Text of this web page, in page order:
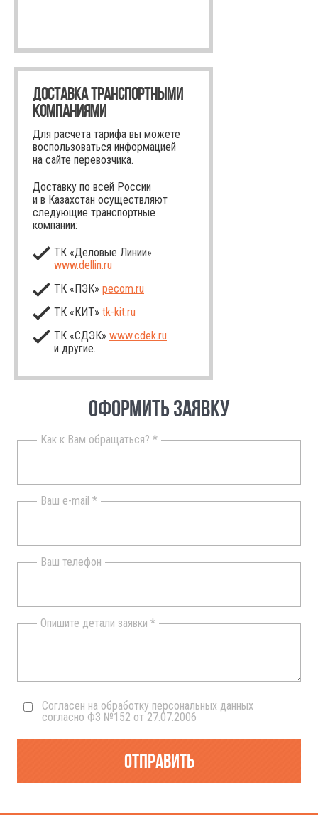
ДОСТАВКА ТРАНСПОРТНЫМИ
КОМПАНИЯМИ
Для расчёта тарифа вы можете
воспользоваться информацией
на сайте перевозчика.
Доставку по всей России
и в Казахстан осуществляют
следующие транспортные
компании:
ТК «Деловые Линии»
www.dellin.ru
ТК «ПЭК» pecom.ru
ТК «КИТ» tk-kit.ru
ТК «СДЭК» www.cdek.ru
и другие.
ОФОРМИТЬ ЗАЯВКУ
Как к Вам обращаться? *
Ваш e-mail *
Ваш телефон
Опишите детали заявки *
Согласен на обработку персональных данных
согласно ФЗ №152 от 27.07.2006
Отправить